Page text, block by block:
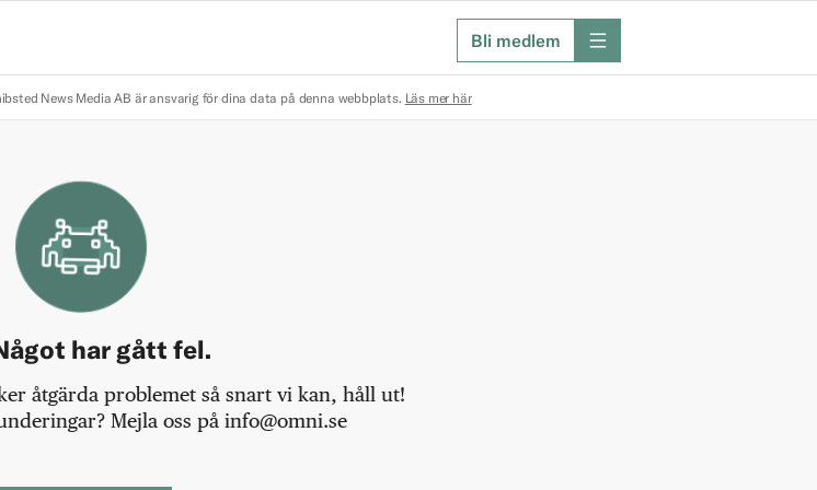
Bli medlem meny
News Media AB är ansvarig för dina data på denna webbplats. Läs mer här
har gått fel.
åtgärda problemet så snart vi kan, håll ut!
Mejla oss på info@omni.se